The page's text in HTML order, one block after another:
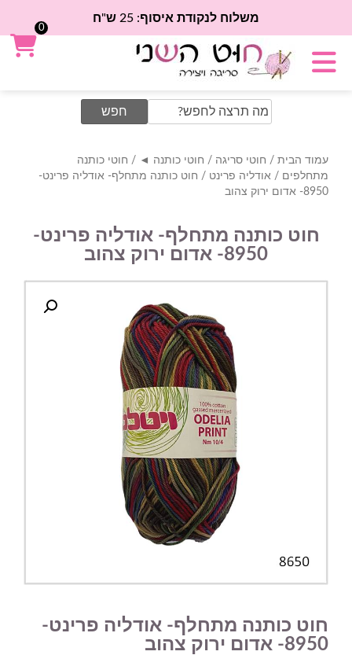
משלוח לנקודת איסוף: 25 ש"ח
Search
for:
עמוד הבית / חוטי סריגה / חוטי כותנה ◄ / חוטי כותנה
מתחלפים / אודליה פרינט / חוט כותנה מתחלף- אודליה פרינט-
8950- אדום ירוק צהוב
חוט כותנה מתחלף- אודליה פרינט-
8950- אדום ירוק צהוב
חוט כותנה מתחלף- אודליה פרינט-
8950- אדום ירוק צהוב
0